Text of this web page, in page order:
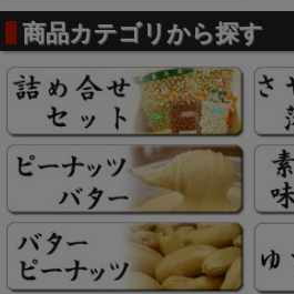
商品カテゴリから探す